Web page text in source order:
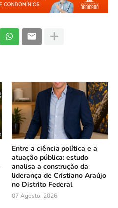
Entre a ciência política e a
atuação pública: estudo
analisa a construção da
liderança de Cristiano Araújo
no Distrito Federal
07 Agosto, 2026